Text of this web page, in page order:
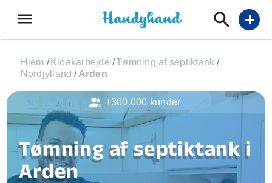
menu add
Hjem / Kloakarbejde /Tømning af septiktank /
Nordjylland / Arden
Tømning af septiktank i
Arden
+300.000 kunder